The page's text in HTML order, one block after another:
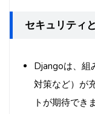
セキュリティ
Djangoは、組
対策など）が
トが期待でき